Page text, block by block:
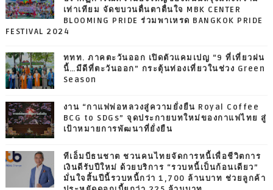
เท่าเทียม จัดขบวนตื่นตาตื่นใจ MBK CENTER
BLOOMING PRIDE ร่วมพาเหรด BANGKOK PRIDE
FESTIVAL 2024
ททท. ภาคตะวันออก เปิดตัวแคมเปญ “9 ที่เที่ยวฝน
นี้…มีดีที่ตะวันออก” กระตุ้นท่องเที่ยวในช่วง Green
Season
งาน “กาแฟพ่อหลวงสู่ความยั่งยืน Royal Coffee
BCG to SDGs” จุดประกายบทใหม่ของกาแฟไทย สู่
เป้าหมายการพัฒนาที่ยั่งยืน
ทีเอ็มบีธนชาต ชวนคนไทยจัดการหนี้เพื่อชีวิตการ
เงินดีรับปีใหม่ ด้วยบริการ “รวบหนี้เป็นก้อนเดียว”
มั่นใจสิ้นปีนี้รวบหนี้กว่า 1,700 ล้านบาท ช่วยลูกค้า